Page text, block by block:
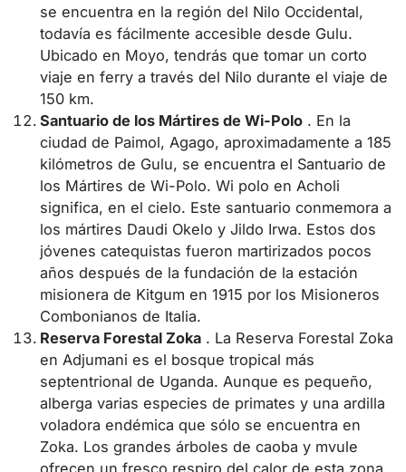
se encuentra en la región del Nilo Occidental,
todavía es fácilmente accesible desde Gulu.
Ubicado en Moyo, tendrás que tomar un corto
viaje en ferry a través del Nilo durante el viaje de
150 km.
Santuario de los Mártires de Wi-Polo . En la
ciudad de Paimol, Agago, aproximadamente a 185
kilómetros de Gulu, se encuentra el Santuario de
los Mártires de Wi-Polo. Wi polo en Acholi
significa, en el cielo. Este santuario conmemora a
los mártires Daudi Okelo y Jildo Irwa. Estos dos
jóvenes catequistas fueron martirizados pocos
años después de la fundación de la estación
misionera de Kitgum en 1915 por los Misioneros
Combonianos de Italia.
Reserva Forestal Zoka . La Reserva Forestal Zoka
en Adjumani es el bosque tropical más
septentrional de Uganda. Aunque es pequeño,
alberga varias especies de primates y una ardilla
voladora endémica que sólo se encuentra en
Zoka. Los grandes árboles de caoba y mvule
ofrecen un fresco respiro del calor de esta zona.